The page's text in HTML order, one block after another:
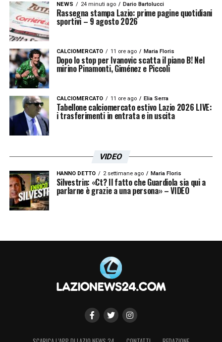
NEWS 24 minuti ago Dario Bartolucci
Rassegna stampa Lazio: prime pagine quotidiani
sportivi – 9 agosto 2026
CALCIOMERCATO 11 ore ago Maria Floris
Dopo lo stop per Ivanovic scatta il piano B! Nel
mirino Pinamonti, Giménez e Piccoli
CALCIOMERCATO 11 ore ago Elia Serra
Tabellone calciomercato estivo Lazio 2026 LIVE:
i trasferimenti in entrata e in uscita
VIDEO
HANNO DETTO 2 settimane ago Maria Floris
Silvestrin: «Ct? Il fatto che Guardiola sia qui a
parlarne è grazie a una persona» – VIDEO